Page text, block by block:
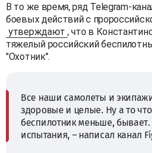
В то же время, ряд Telegram-
боевых действий с
утверждают , что в
тяжелый российский
"Охотник".
Все наши самолеты и
здоровые и целые. Ну а то что
беспилотник меньше,
испытания, – написал канал